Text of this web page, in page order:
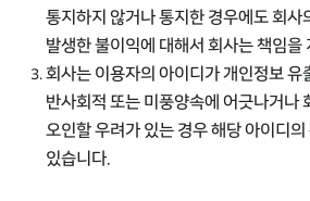
통지하지 않거나 통지한 경우에도 회사
발생한 불이익에 대해서 회사는 책임을
회사는 이용자의 아이디가 개인정보 유
반사회적 또는 미풍양속에 어긋나거나
오인할 우려가 있는 경우 해당 아이디
있습니다.